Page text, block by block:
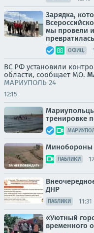
Зарядка,
мы провели
ОФИЦ.
ВС РФ установили
области, сообщает МО.
МАРИУПОЛЬ 24
12:15
тренировке
Минобороны
ПАБЛИКИ
ДНР
ПАБЛИКИ 11:31
«Уютный
временного